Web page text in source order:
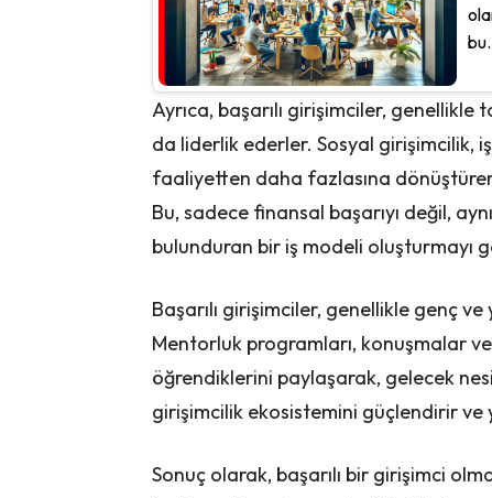
Ayrıca, başarılı girişimciler,
da liderlik ederler. Sosyal girişimcilik,
faaliyetten daha fazlasına
Bu, sadece finansal başarıyı değil,
bulunduran bir iş modeli oluşturmayı
Başarılı girişimciler, genellikle genç
Mentorluk programları, konuşmalar
öğrendiklerini paylaşarak, gelecek
girişimcilik ekosistemini güçlendirir ve
Sonuç olarak, başarılı bir girişimci